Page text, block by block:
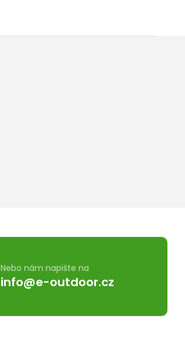
Nebo nám napište na
info@e-outdoor.cz